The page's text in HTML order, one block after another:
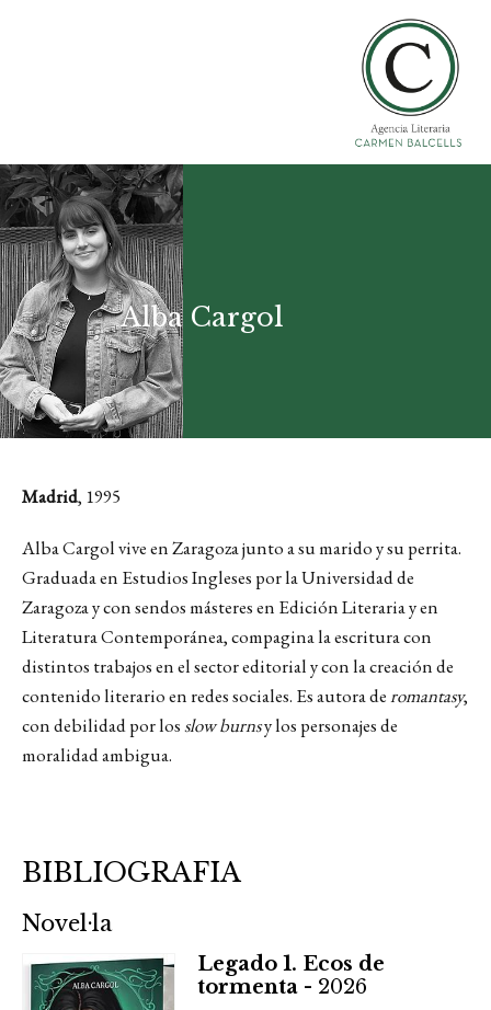
Alba Cargol
Madrid, 1995
Alba Cargol vive en Zaragoza junto a su marido y su perrita.
Graduada en Estudios Ingleses por la Universidad de
Zaragoza y con sendos másteres en Edición Literaria y en
Literatura Contemporánea, compagina la escritura con
distintos trabajos en el sector editorial y con la creación de
contenido literario en redes sociales. Es autora deromantasy,
con debilidad por losslow burnsy los personajes de
moralidad ambigua.
BIBLIOGRAFIA
Novel·la
Legado 1. Ecos de
tormenta - 2026